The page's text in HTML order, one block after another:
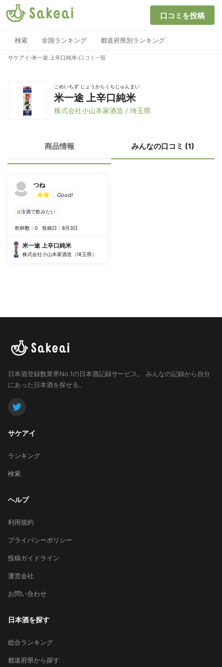
口コミを投稿
検索 全国ランキング 都道府県別ランキング
サケアイ ›米一途 上辛口純米›口コミ一覧
こめいちず じょうからくちじゅんまい
米一途 上辛口純米
株式会社小山本家酒造 / 埼玉県
商品情報 みんなの口コミ (1)
つね
Good!
#冷酒で飲みたい
乾杯数：0 投稿日：8月3日
米一途 上辛口純米
株式会社小山本家酒造（埼玉県）
日本酒登録数業界No.1の日本酒記録サービス。
みんなの記録から自分
にあった日本酒を探せる。
サケアイ
ランキング
検索
ヘルプ
利用規約
プライバシーポリシー
投稿ガイドライン
運営会社
お問い合わせ
日本酒を探す
総合ランキング
都道府県から探す